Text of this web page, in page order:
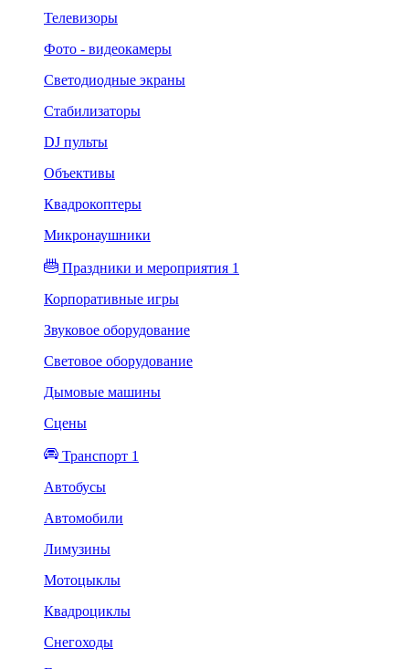
Телевизоры
Фото - видеокамеры
Светодиодные экраны
Стабилизаторы
DJ пульты
Объективы
Квадрокоптеры
Микронаушники
Праздники и мероприятия 1
Корпоративные игры
Звуковое оборудование
Световое оборудование
Дымовые машины
Сцены
Транспорт 1
Автобусы
Автомобили
Лимузины
Мотоцыклы
Квадроциклы
Снегоходы